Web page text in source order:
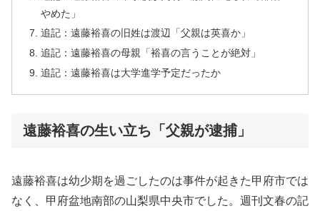
やめた」
追記：遠藤裕喜の旧姓は渡辺「父親は英喜か」
追記：遠藤裕喜の母親「裕喜の言うことが絶対」
追記：遠藤裕喜は大学進学予定だったか
遠藤裕喜の生い立ち「父親が逮捕」
遠藤裕喜は幼少期を過ごしたのは事件が起きた甲府市では
なく、甲府盆地南部の山梨県中央市でした。週刊文春の記